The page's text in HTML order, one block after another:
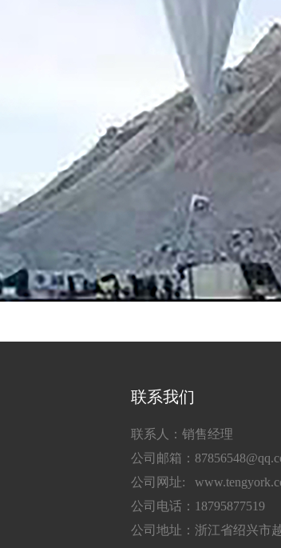
联系我们
联系人：销售经理
公司邮箱：
公司网址:
公司电话：18795877519
公司地址：浙江省绍兴市